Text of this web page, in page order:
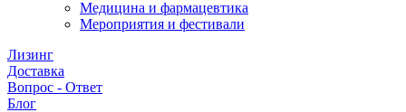
Медицина и фармацевтика
Мероприятия и фестивали
Лизинг
Доставка
Вопрос - Ответ
Блог